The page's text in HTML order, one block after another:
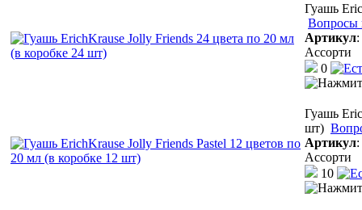
Гуашь
Вопросы
Артикул:
Ассорти
0
Гуашь
шт)
Артикул:
Ассорти
10